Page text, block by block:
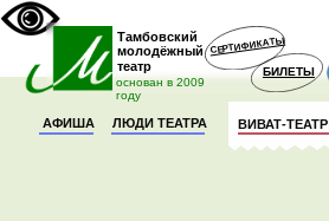
БИЛЕТЫ
СЕРТИФИКАТЫ
ЛЮДИ ТЕАТРА
театр
Тамбовский
молодёжный
основан в 2009
году
АФИША ВИВАТ-